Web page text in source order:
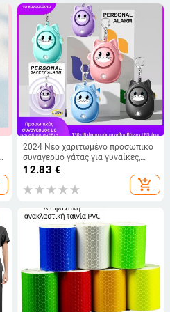
2024 Νέο χαριτωμένο προσωπικό
συναγερμό γάτας για γυναίκες,
αντι-λύκο, υπαίθριο παιδικό
μπρελόκ αυτοάμυνας για γυναίκες
έκτακτης ανάγκης
12.83 €
add_shopping_cart